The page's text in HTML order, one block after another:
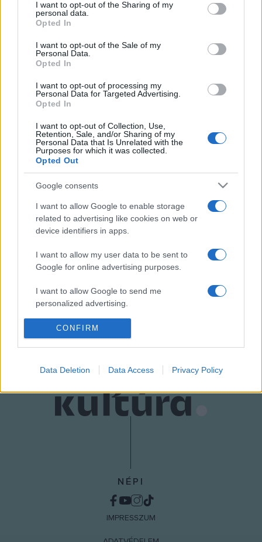
not limited to your visit or usage behaviour. You may click to
grant or deny consent to Google and its third-party tags to
use your data for below specified purposes in below Google
consent section.
I want to opt-out of the Sharing of my
personal data.
Opted In
I want to opt-out of the Sale of my
Personal Data.
Opted In
I want to opt-out of processing my
Personal Data for Targeted Advertising.
Opted In
I want to opt-out of Collection, Use,
Retention, Sale, and/or Sharing of my
Personal Data that Is Unrelated with the
Purposes for which it was collected.
Opted Out
Google consents
I want to allow Google to enable storage
related to advertising like cookies on web or
device identifiers in apps.
I want to allow my user data to be sent to
Google for online advertising purposes.
I want to allow Google to send me
personalized advertising.
I want to allow Google to enable storage
related to analytics like cookies on web or
I want to allow Google to enable storage
I want to allow Google to enable storage
CONFIRM
Data Deletion Data Access Privacy Policy
öt alkotást. Vagyis ez Robin Hoodként tényleg új, de
közelebbről nézve aligha, a csatákra pedig annyit kell várni,
hogy rücskös lesz tőle az ember feneke.
Robin Hood
(Robin Hood - színes, feliratos amerikai-angol kalandfilm
110 p. 2010) (12)
Rendező: Ridley Scott
Színész: Cate Blanchett, Danny Huston, Kevin Durand,
Mark Strong, Matthew MacFadyen, Max von Sydow,
Forgalmazza: UIP-Duna Film
MEGOSZTÁS
NÉPI
IMPRESSZUM